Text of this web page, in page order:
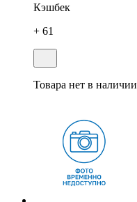
Кэшбек
+ 61
Товара нет в наличии